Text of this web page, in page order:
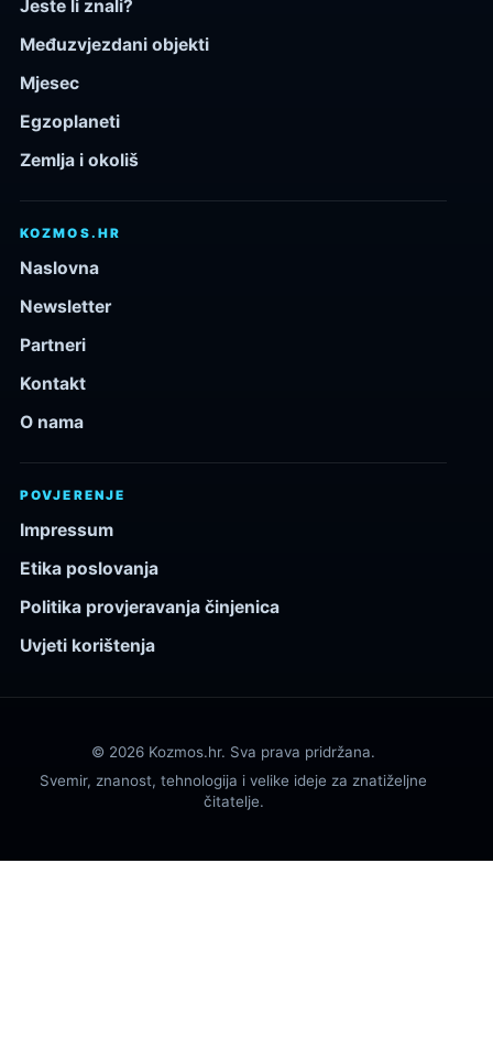
Jeste li znali?
Međuzvjezdani objekti
Mjesec
Egzoplaneti
Zemlja i okoliš
KOZMOS.HR
Naslovna
Newsletter
Partneri
Kontakt
O nama
POVJERENJE
Impressum
Etika poslovanja
Politika provjeravanja činjenica
Uvjeti korištenja
© 2026 Kozmos.hr. Sva prava pridržana.
Svemir, znanost, tehnologija i velike ideje za znatiželjne
čitatelje.